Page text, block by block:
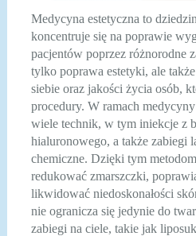
Medycyna estetyczna to
koncentruje się na poprawie
pacjentów poprzez różnorodne
tylko poprawa estetyki, ale
siebie oraz jakości życia osób,
procedury. W ramach
wiele technik, w tym iniekcje z
hialuronowego, a także zabiegi
chemiczne. Dzięki tym
redukować zmarszczki,
likwidować niedoskonałości
nie ogranicza się jedynie do
zabiegi na ciele, takie jak